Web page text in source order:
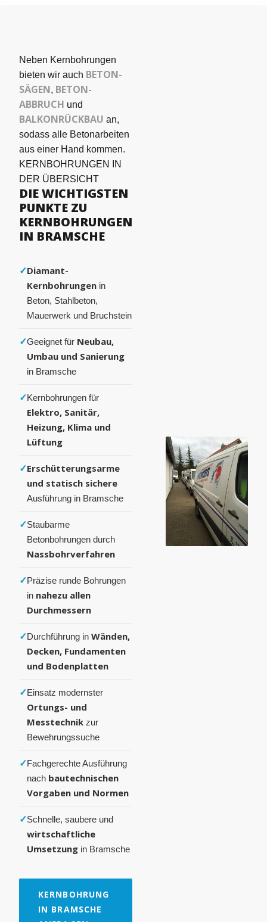
Neben Kernbohrungen
bieten wir auch BETON­
SÄGEN, BETON-
ABBRUCH und
BALKONRÜCKBAU an,
sodass alle Betonarbeiten
aus einer Hand kommen.
KERNBOHRUNGEN IN
DER ÜBERSICHT
DIE WICHTIGSTEN
PUNKTE ZU
KERNBOHRUNGEN
IN BRAMSCHE
✓Diamant-
Kernbohrungen in
Beton, Stahlbeton,
Mauerwerk und Bruchstein
✓Geeignet für Neubau,
Umbau und Sanierung
in Bramsche
✓Kernbohrungen für
Elektro, Sanitär,
Heizung, Klima und
Lüftung
✓Erschütterungsarme
und statisch sichere
Ausführung in Bramsche
✓Staubarme
Betonbohrungen durch
Nassbohrverfahren
✓Präzise runde Bohrungen
in nahezu allen
Durchmessern
✓Durchführung in Wänden,
Decken, Fundamenten
und Bodenplatten
✓Einsatz modernster
Ortungs- und
Messtechnik zur
Bewehrungssuche
✓Fachgerechte Ausführung
nach bautechnischen
Vorgaben und Normen
✓Schnelle, saubere und
wirtschaftliche
Umsetzung in Bramsche
KERNBOHRUNG
IN BRAMSCHE